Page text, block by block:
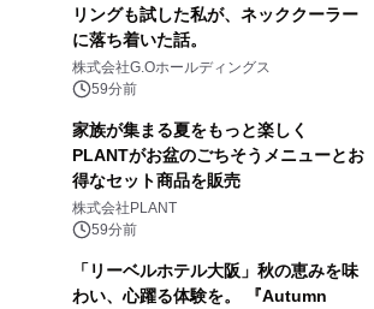
リングも試した私が、ネッククーラー
に落ち着いた話。
株式会社G.Oホールディングス
59分前
家族が集まる夏をもっと楽しく
PLANTがお盆のごちそうメニューとお
得なセット商品を販売
株式会社PLANT
59分前
「リーベルホテル大阪」秋の恵みを味
わい、心躍る体験を。 『Autumn